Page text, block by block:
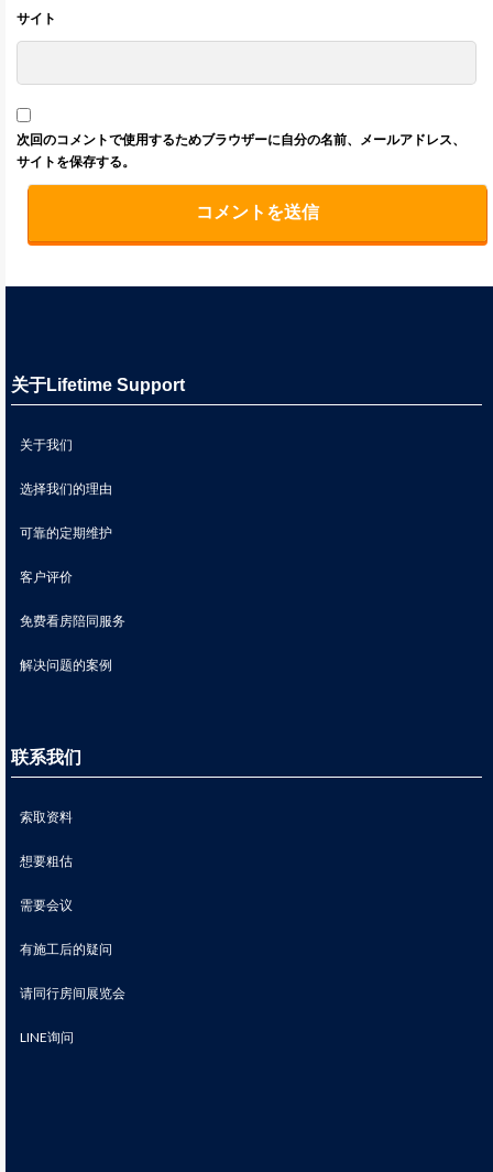
サイト
次回のコメントで使用するためブラウザーに自分の名前、メールアドレス、
サイトを保存する。
关于Lifetime Support
关于我们
选择我们的理由
可靠的定期维护
客户评价
免费看房陪同服务
解决问题的案例
联系我们
索取资料
想要粗估
需要会议
有施工后的疑问
请同行房间展览会
LINE询问